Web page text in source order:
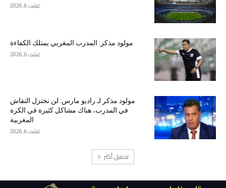
غشت 6, 2026
مولود مذكر: المدرب المغربي يمتلك الكفاءة
غشت 6, 2026
مولود مذكر لـ راديو مارس: لن نختزل النقاش
في المدرب، هناك مشاكل كثيرة في الكرة
المغربية
غشت 6, 2026
تحميل أكثر